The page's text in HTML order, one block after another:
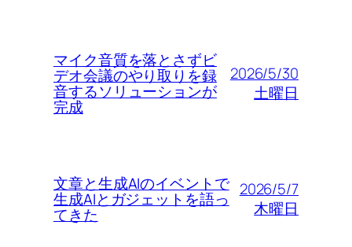
マイク音質を落とさずビ
デオ会議のやり取りを録
音するソリューションが
完成
2026/5/30
土曜日
文章と生成AIのイベントで
生成AIとガジェットを語っ
てきた
2026/5/7
木曜日